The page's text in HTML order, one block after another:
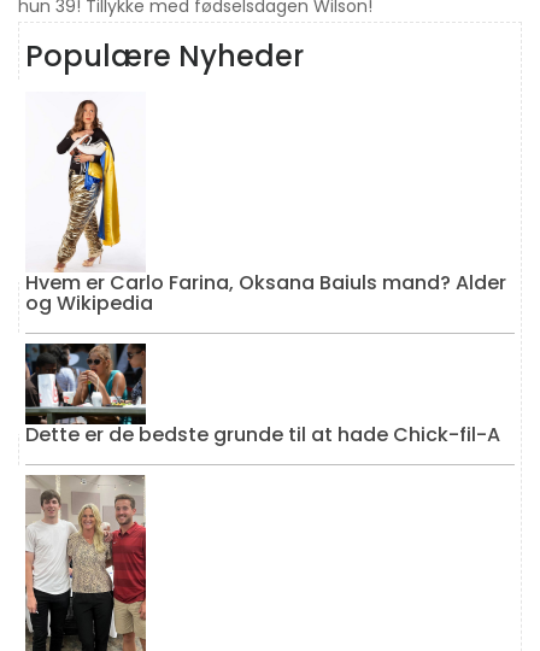
hun 39! Tillykke med fødselsdagen Wilson!
Populære Nyheder
Hvem er Carlo Farina, Oksana Baiuls mand? Alder
og Wikipedia
Dette er de bedste grunde til at hade Chick-fil-A